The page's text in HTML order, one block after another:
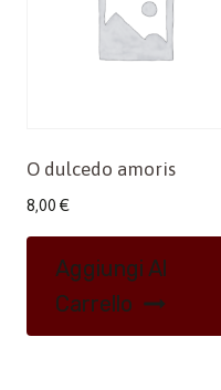
O dulcedo amoris
8,00 €
Aggiungi Al
Carrello